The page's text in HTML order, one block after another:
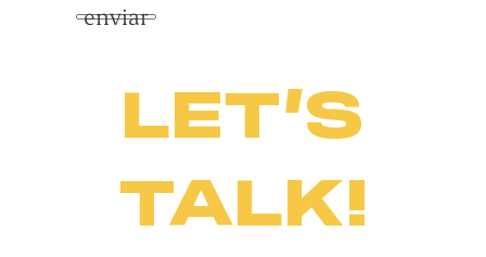
enviar
LET’S
TALK!